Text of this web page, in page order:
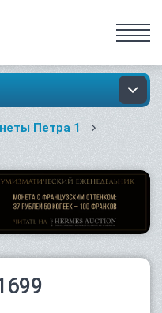
Петра 1